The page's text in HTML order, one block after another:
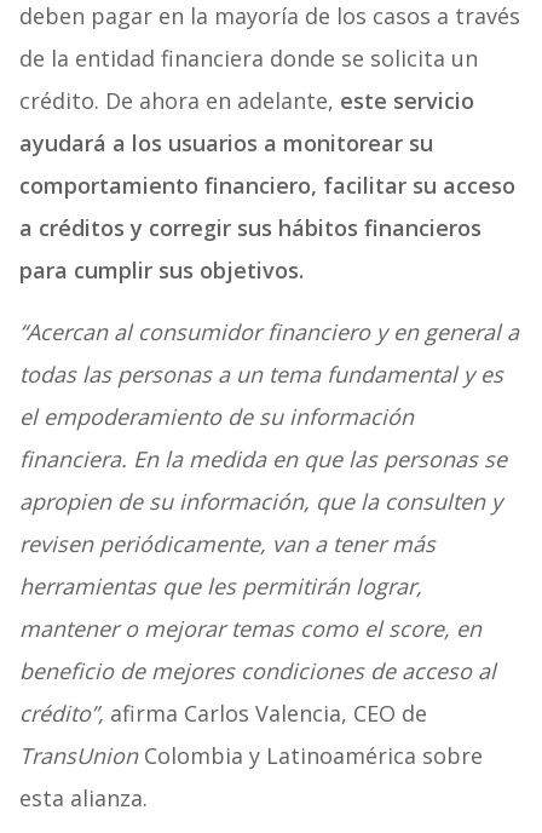
deben pagar en la mayoría de los casos a través
de la entidad financiera donde se solicita un
crédito. De ahora en adelante, este servicio
ayudará a los usuarios a monitorear su
comportamiento financiero, facilitar su acceso
a créditos y corregir sus hábitos financieros
para cumplir sus objetivos.
“Acercan al consumidor financiero y en general a
todas las personas a un tema fundamental y es
el empoderamiento de su información
financiera. En la medida en que las personas se
apropien de su información, que la consulten y
revisen periódicamente, van a tener más
herramientas que les permitirán lograr,
mantener o mejorar temas como el score, en
beneficio de mejores condiciones de acceso al
crédito”, afirma Carlos Valencia, CEO de
TransUnionColombia y Latinoamérica sobre
esta alianza.